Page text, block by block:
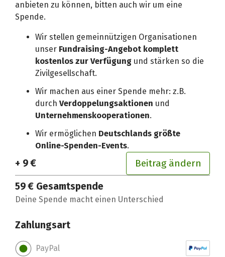
anbieten zu können, bitten auch wir um eine
Spende.
Wir stellen gemeinnützigen Organisationen
unser Fundraising-Angebot komplett
kostenlos zur Verfügung und stärken so die
Zivilgesellschaft.
Wir machen aus einer Spende mehr: z.B.
durchVerdoppelungsaktionen und
Unternehmenskooperationen.
Wir ermöglichen Deutschlands größte
Online-Spenden-Events.
+ 9 € Beitrag ändern
59 € Gesamtspende
Deine Spende macht einen Unterschied
Zahlungsart
PayPal